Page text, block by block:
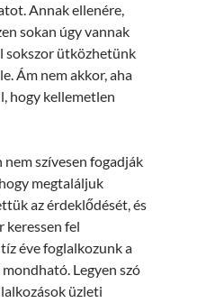
Annak ellenére,
sokan úgy vannak
sokszor ütközhetünk
Ám nem akkor, aha
hogy kellemetlen
szívesen fogadják
megtaláljuk
az érdeklődését, és
keressen fel
éve foglalkozunk a
Legyen szó
üzleti